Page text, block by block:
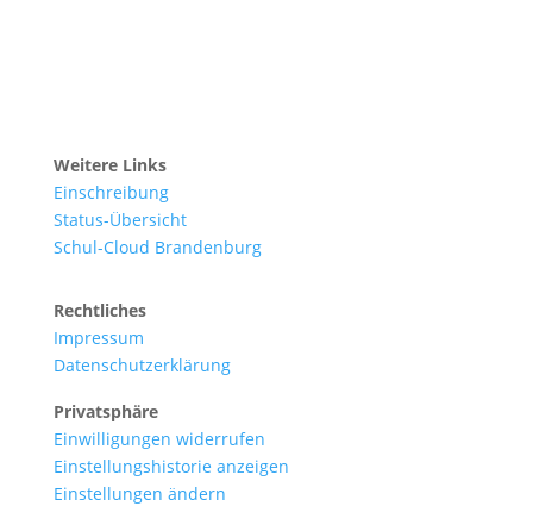
Weitere Links
Einschreibung
Status-Übersicht
Schul-Cloud Brandenburg
Rechtliches
Impressum
Datenschutzerklärung
Privatsphäre
Einwilligungen widerrufen
Einstellungshistorie anzeigen
Einstellungen ändern